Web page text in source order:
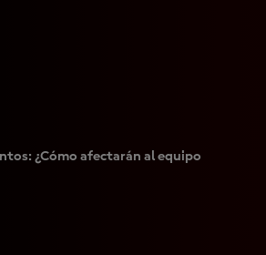
¿Cómo afectarán al equipo